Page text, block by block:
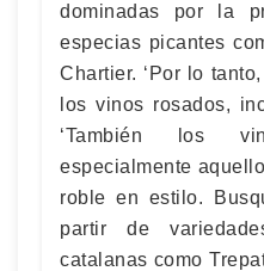
dominadas por la
especias picantes
Chartier. ‘Por lo
los vinos rosados,
‘También los
especialmente
roble en estilo.
partir de
catalanas como